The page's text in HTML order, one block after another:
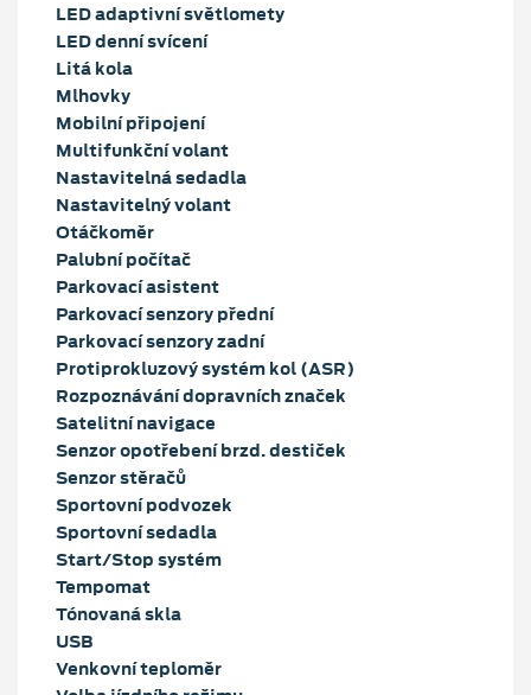
LED adaptivní světlomety
LED denní svícení
Litá kola
Mlhovky
Mobilní připojení
Multifunkční volant
Nastavitelná sedadla
Nastavitelný volant
Otáčkoměr
Palubní počítač
Parkovací asistent
Parkovací senzory přední
Parkovací senzory zadní
Protiprokluzový systém kol (ASR)
Rozpoznávání dopravních značek
Satelitní navigace
Senzor opotřebení brzd. destiček
Senzor stěračů
Sportovní podvozek
Sportovní sedadla
Start/Stop systém
Tempomat
Tónovaná skla
USB
Venkovní teploměr